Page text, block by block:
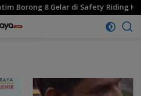
Borong 8 Gelar di Safety Riding